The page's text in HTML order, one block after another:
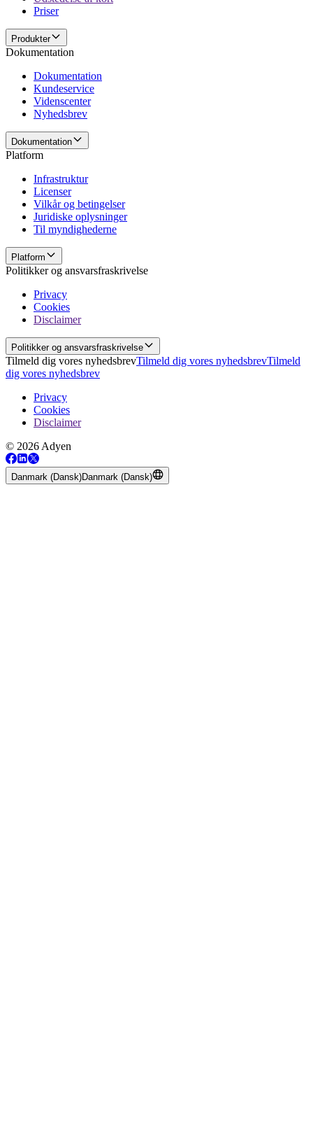
Priser
Produkter
Dokumentation
Dokumentation
Kundeservice
Videnscenter
Nyhedsbrev
Dokumentation
Platform
Infrastruktur
Licenser
Vilkår og betingelser
Juridiske oplysninger
Til myndighederne
Platform
Politikker og ansvarsfraskrivelse
Privacy
Cookies
Disclaimer
Politikker og ansvarsfraskrivelse
Tilmeld dig vores nyhedsbrevTilmeld dig vores nyhedsbrevTilmeld
dig vores nyhedsbrev
Privacy
Cookies
Disclaimer
© 2026 Adyen
Danmark (Dansk)Danmark (Dansk)